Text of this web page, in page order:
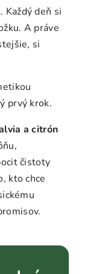
Každý deň si
A práve
si
prvý krok.
a citrón
čistoty
kto chce